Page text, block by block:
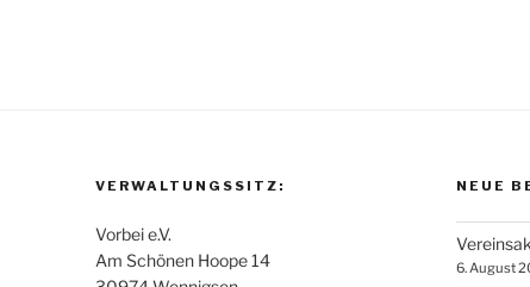
VERWALTUNGSSITZ:
Vorbei e.V.
Am Schönen Hoope 14
NEUE
6. August